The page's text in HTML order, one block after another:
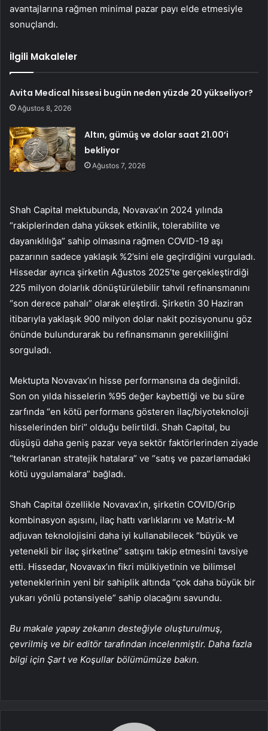
avantajlarına rağmen minimal pazar payı elde etmesiyle
sonuçlandı.
İlgili Makaleler
Avita Medical hissesi bugün neden yüzde 20 yükseliyor?
Ağustos 8, 2026
Altın, gümüş ve dolar saat 21.00’i
bekliyor
Ağustos 7, 2026
Shah Capital mektubunda, Novavax’ın 2024 yılında
“rakiplerinden daha yüksek etkinlik, tolerabilite ve
dayanıklılığa” sahip olmasına rağmen COVID-19 aşı
pazarının sadece yaklaşık %2’sini ele geçirdiğini vurguladı.
Hissedar ayrıca şirketin Ağustos 2025’te gerçekleştirdiği
225 milyon dolarlık dönüştürülebilir tahvil refinansmanını
“son derece pahalı” olarak eleştirdi. Şirketin 30 Haziran
itibarıyla yaklaşık 900 milyon dolar nakit pozisyonunu göz
önünde bulundurarak bu refinansmanın gerekliliğini
sorguladı.
Mektupta Novavax’ın hisse performansına da değinildi.
Son on yılda hisselerin %95 değer kaybettiği ve bu süre
zarfında “en kötü performans gösteren ilaç/biyoteknoloji
hisselerinden biri” olduğu belirtildi. Shah Capital, bu
düşüşü daha geniş pazar veya sektör faktörlerinden ziyade
“tekrarlanan stratejik hatalara” ve “satış ve pazarlamadaki
kötü uygulamalara” bağladı.
Shah Capital özellikle Novavax’ın, şirketin COVID/Grip
kombinasyon aşısını, ilaç hattı varlıklarını ve Matrix-M
adjuvan teknolojisini daha iyi kullanabilecek “büyük ve
yetenekli bir ilaç şirketine” satışını takip etmesini tavsiye
etti. Hissedar, Novavax’ın fikri mülkiyetinin ve bilimsel
yeteneklerinin yeni bir sahiplik altında “çok daha büyük bir
yukarı yönlü potansiyele” sahip olacağını savundu.
Bu makale yapay zekanın desteğiyle oluşturulmuş,
çevrilmiş ve bir editör tarafından incelenmiştir. Daha fazla
bilgi için Şart ve Koşullar bölümümüze bakın.